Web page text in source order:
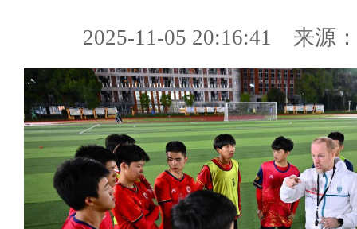
2025-11-05 20:16:41 来源